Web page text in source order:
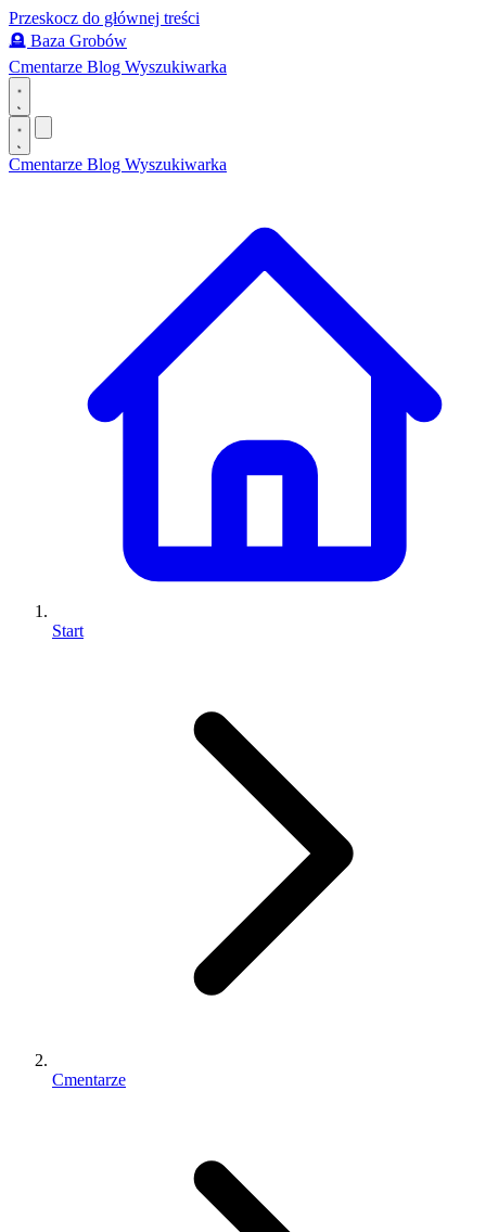
Przeskocz do głównej treści
🪦 Baza Grobów
Cmentarze Blog Wyszukiwarka
Cmentarze Blog Wyszukiwarka
Start
Cmentarze